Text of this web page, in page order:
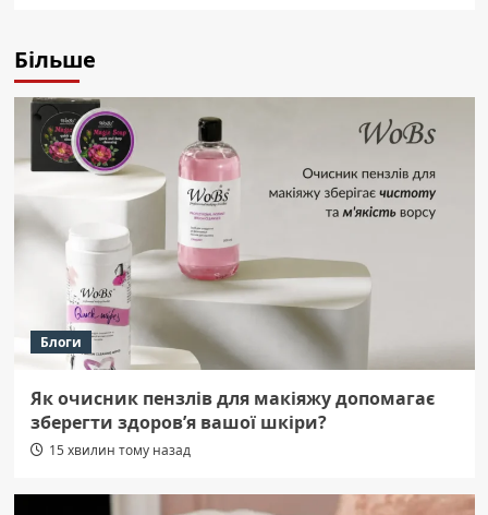
Більше
Блоги
Як очисник пензлів для макіяжу допомагає
зберегти здоров’я вашої шкіри?
15 хвилин тому назад